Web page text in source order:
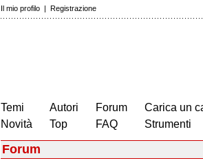
Il mio profilo | Registrazione
Temi
Novità
Autori
Top
Forum
FAQ
Carica un
Strumenti
Forum